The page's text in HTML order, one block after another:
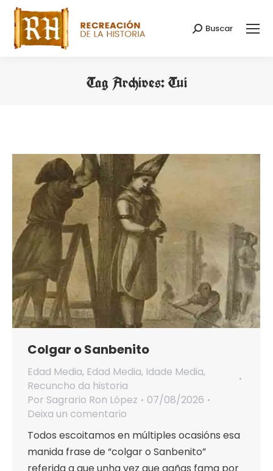
Search:
Buscar
Tag Archives:Tui
Colgar o Sanbenito
Edad Media, Edad Media, Idade Media,
Recuncho da historia
Por Sagrario Ron López
07/08/2026
Deixa un comentario
Todos escoitamos en múltiples ocasións esa
manida frase de “colgar o Sanbenito”